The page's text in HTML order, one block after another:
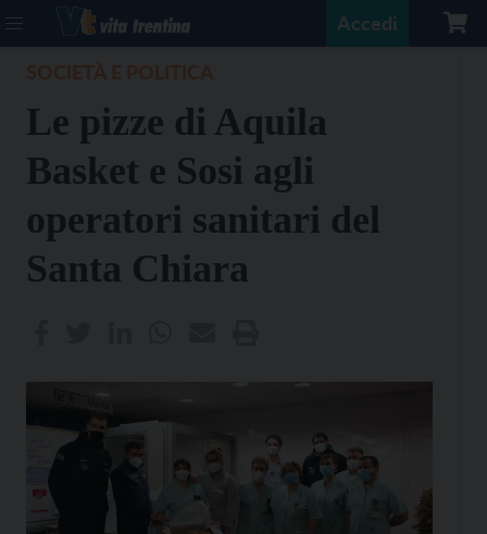
Accedi
Le pizze di Aquila
Basket e Sosi agli
operatori sanitari del
Santa Chiara